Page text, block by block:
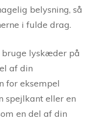
belysning, så
i fulde drag.
bruge lyskæder på
af din
for eksempel
spejlkant eller en
en del af din